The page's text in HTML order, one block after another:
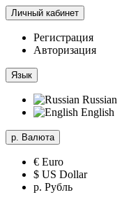
Личный кабинет
Регистрация
Авторизация
Язык
Russian
English
р. Валюта
€ Euro
$ US Dollar
р. Рубль